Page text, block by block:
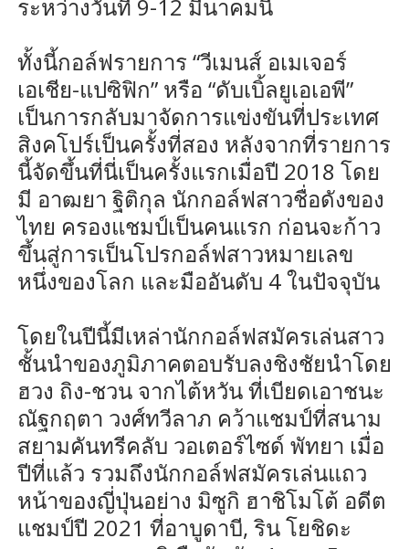
ระหว่างวันที่ 9-12 มีนาคมนี้
ทั้งนี้กอล์ฟรายการ “วีเมนส์ อเมเจอร์
เอเชีย-แปซิฟิก” หรือ “ดับเบิ้ลยูเอเอพี”
เป็นการกลับมาจัดการแข่งขันที่ประเทศ
สิงคโปร์เป็นครั้งที่สอง หลังจากที่รายการ
นี้จัดขึ้นที่นี่เป็นครั้งแรกเมื่อปี 2018 โดย
มี อาฒยา ฐิติกุล นักกอล์ฟสาวชื่อดังของ
ไทย ครองแชมป์เป็นคนแรก ก่อนจะก้าว
ขึ้นสู่การเป็นโปรกอล์ฟสาวหมายเลข
หนึ่งของโลก และมืออันดับ 4 ในปัจจุบัน
โดยในปีนี้มีเหล่านักกอล์ฟสมัครเล่นสาว
ชั้นนำของภูมิภาคตอบรับลงชิงชัยนำโดย
ฮวง ถิง-ชวน จากไต้หวัน ที่เบียดเอาชนะ
ณัฐกฤตา วงศ์ทวีลาภ คว้าแชมป์ที่สนาม
สยามคันทรีคลับ วอเตอร์ไซด์ พัทยา เมื่อ
ปีที่แล้ว รวมถึงนักกอล์ฟสมัครเล่นแถว
หน้าของญี่ปุ่นอย่าง มิซูกิ ฮาชิโมโต้ อดีต
แชมป์ปี 2021 ที่อาบูดาบี, ริน โยชิดะ